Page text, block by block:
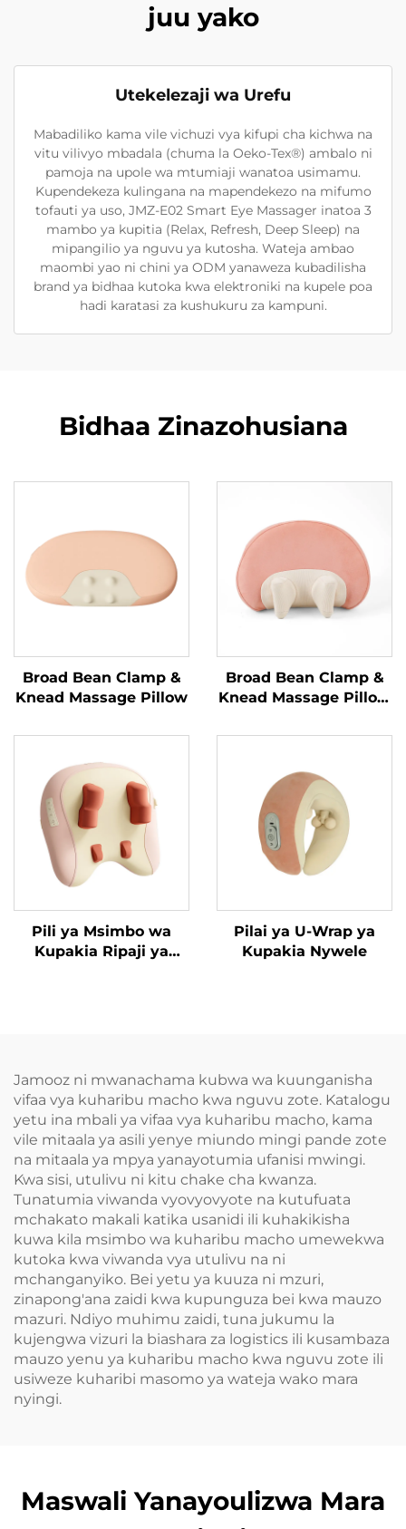
juu yako
Utekelezaji wa Urefu
Mabadiliko kama vile vichuzi vya kifupi cha kichwa na
vitu vilivyo mbadala (chuma la Oeko-Tex®) ambalo ni
pamoja na upole wa mtumiaji wanatoa usimamu.
Kupendekeza kulingana na mapendekezo na mifumo
tofauti ya uso, JMZ-E02 Smart Eye Massager inatoa 3
mambo ya kupitia (Relax, Refresh, Deep Sleep) na
mipangilio ya nguvu ya kutosha. Wateja ambao
maombi yao ni chini ya ODM yanaweza kubadilisha
brand ya bidhaa kutoka kwa elektroniki na kupele poa
hadi karatasi za kushukuru za kampuni.
Bidhaa Zinazohusiana
Broad Bean Clamp &
Knead Massage Pillow
Broad Bean Clamp &
Knead Massage Pillow
Pili ya Msimbo wa
Kupakia Ripaji ya
Pilai ya U-Wrap ya
Kupakia Nywele
Jamooz ni mwanachama kubwa wa kuunganisha
vifaa vya kuharibu macho kwa nguvu zote. Katalogu
yetu ina mbali ya vifaa vya kuharibu macho, kama
vile mitaala ya asili yenye miundo mingi pande zote
na mitaala ya mpya yanayotumia ufanisi mwingi.
Kwa sisi, utulivu ni kitu chake cha kwanza.
Tunatumia viwanda vyovyovyote na kutufuata
mchakato makali katika usanidi ili kuhakikisha
kuwa kila msimbo wa kuharibu macho umewekwa
kutoka kwa viwanda vya utulivu na ni
mchanganyiko. Bei yetu ya kuuza ni mzuri,
zinapong'ana zaidi kwa kupunguza bei kwa mauzo
mazuri. Ndiyo muhimu zaidi, tuna jukumu la
kujengwa vizuri la biashara za logistics ili kusambaza
mauzo yenu ya kuharibu macho kwa nguvu zote ili
usiweze kuharibi masomo ya wateja wako mara
nyingi.
Maswali Yanayoulizwa Mara